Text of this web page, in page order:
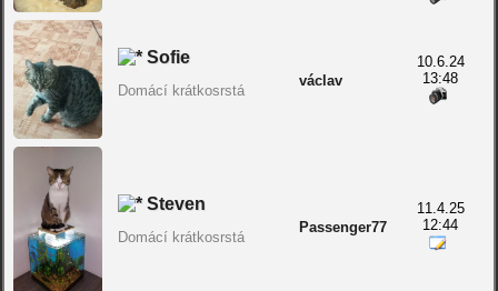
Sofie
Domácí krátkosrstá
václav
10.6.24
13:48
Steven
Domácí krátkosrstá
Passenger77
11.4.25
12:44